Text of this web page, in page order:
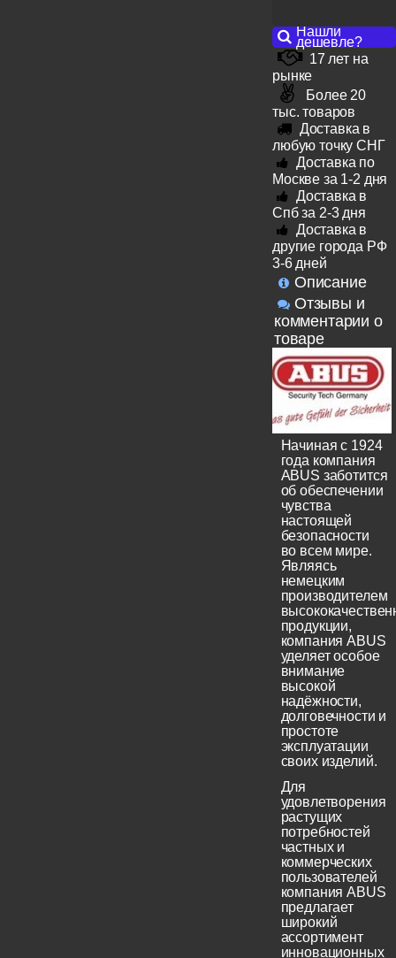
Нашли
дешевле?
17 лет на
рынке
Более 20
тыс. товаров
Доставка в
любую точку СНГ
Доставка по
Москве за 1-2 дня
Доставка в
Спб за 2-3 дня
Доставка в
другие города РФ
3-6 дней
Описание
Отзывы и
комментарии о
товаре
Начиная с 1924
года компания
ABUS заботится
об обеспечении
чувства
настоящей
безопасности
во всем мире.
Являясь
немецким
производителем
продукции,
компания ABUS
уделяет особое
внимание
высокой
надёжности,
долговечности и
простоте
эксплуатации
своих изделий.
Для
удовлетворения
растущих
потребностей
частных и
коммерческих
пользователей
компания ABUS
предлагает
широкий
ассортимент
инновационных